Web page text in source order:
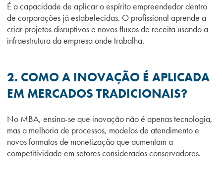
É a capacidade de aplicar o espírito empreendedor dentro
de corporações já estabelecidas. O profissional aprende a
criar projetos disruptivos e novos fluxos de receita usando a
infraestrutura da empresa onde trabalha.
2. COMO A INOVAÇÃO É APLICADA
EM MERCADOS TRADICIONAIS?
No MBA, ensina-se que inovação não é apenas tecnologia,
mas a melhoria de processos, modelos de atendimento e
novos formatos de monetização que aumentam a
competitividade em setores considerados conservadores.